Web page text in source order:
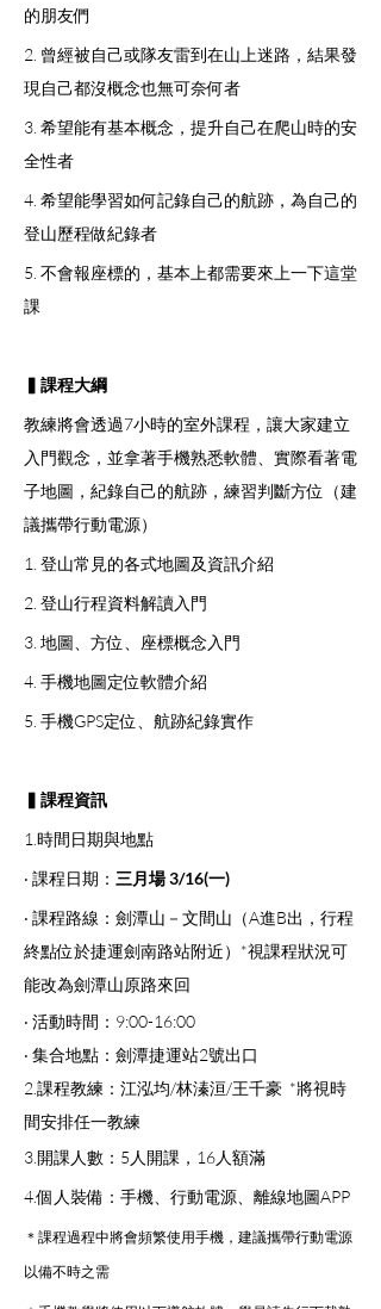
的朋友們
2. 曾經被自己或隊友雷到在山上迷路，結果發
現自己都沒概念也無可奈何者
3. 希望能有基本概念，提升自己在爬山時的安
全性者
4. 希望能學習如何記錄自己的航跡，為自己的
登山歷程做紀錄者
5. 不會報座標的，基本上都需要來上一下這堂
課
▍課程大綱
教練將會透過7小時的室外課程，讓大家建立
入門觀念，並拿著手機熟悉軟體、實際看著電
子地圖，紀錄自己的航跡，練習判斷方位（建
議攜帶行動電源）
1. 登山常見的各式地圖及資訊介紹
2. 登山行程資料解讀入門
3. 地圖、方位、座標概念入門
4. 手機地圖定位軟體介紹
5. 手機GPS定位、航跡紀錄實作
▍課程資訊
1.時間日期與地點
‧ 課程日期： 三月場 3/16(一)
‧ 課程路線：劍潭山－文間山（A進B出，行程
終點位於捷運劍南路站附近）*視課程狀況可
能改為劍潭山原路來回
‧ 活動時間：9:00-16:00
‧ 集合地點：劍潭捷運站2號出口
2.課程教練：江泓均/林溱洹/王千豪  *將視時
間安排任一教練
3.開課人數：5人開課，16人額滿
4.個人裝備：手機、行動電源、離線地圖APP
＊課程過程中將會頻繁使用手機，建議攜帶行動電源
以備不時之需